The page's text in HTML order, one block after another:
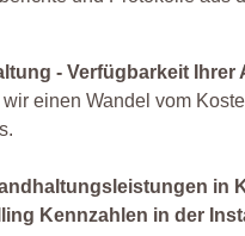
- Verfügbarkeit Ihrer
einen Wandel vom
Kennzahlen in der